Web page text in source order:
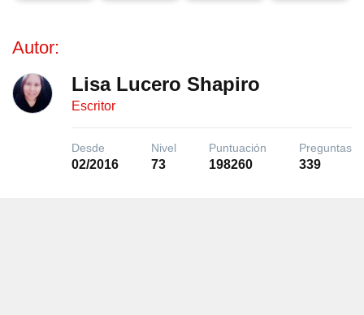
Autor:
Lisa Lucero Shapiro
Escritor
Desde
02/2016
Nivel
73
Puntuación
198260
Preguntas
339